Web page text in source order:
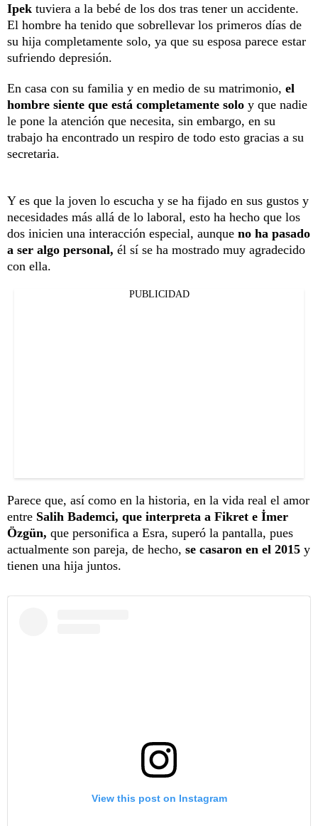
Ipek tuviera a la bebé de los dos tras tener un accidente.
El hombre ha tenido que sobrellevar los primeros días de
su hija completamente solo, ya que su esposa parece estar
sufriendo depresión.
En casa con su familia y en medio de su matrimonio, el
hombre siente que está completamente solo y que nadie
le pone la atención que necesita, sin embargo, en su
trabajo ha encontrado un respiro de todo esto gracias a su
secretaria.
Y es que la joven lo escucha y se ha fijado en sus gustos y
necesidades más allá de lo laboral, esto ha hecho que los
dos inicien una interacción especial, aunque no ha pasado
a ser algo personal, él sí se ha mostrado muy agradecido
con ella.
PUBLICIDAD
Parece que, así como en la historia, en la vida real el amor
entre Salih Bademci, que interpreta a Fikret e İmer
Özgün, que personifica a Esra, superó la pantalla, pues
actualmente son pareja, de hecho, se casaron en el 2015 y
tienen una hija juntos.
View this post on Instagram